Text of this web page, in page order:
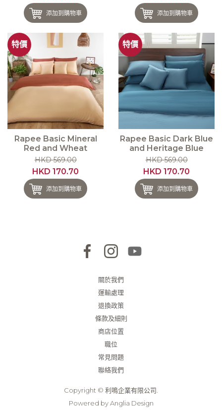
添加到購物車 添加到購物車
特價
Rapee Basic Mineral
Red and Wheat
HKD 569.00
HKD 170.70
添加到購物車
特價
Rapee Basic Dark Blue
and Heritage Blue
HKD 569.00
HKD 170.70
添加到購物車
關於我們
運輸處理
退換政策
條款及細則
商店位置
職位
常見問題
聯絡我們
Copyright © 利鳴企業有限公司.
Powered byAnglia Design